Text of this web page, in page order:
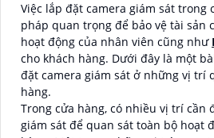
Việc lắp đặt camera giám sát trong
pháp quan trọng để bảo vệ tài sản
hoạt động của nhân viên cũng như
cho khách hàng. Dưới đây là một
đặt camera giám sát ở những vị trí
hàng.
Trong cửa hàng, có nhiều vị trí cần
giám sát để quan sát toàn bộ hoạt